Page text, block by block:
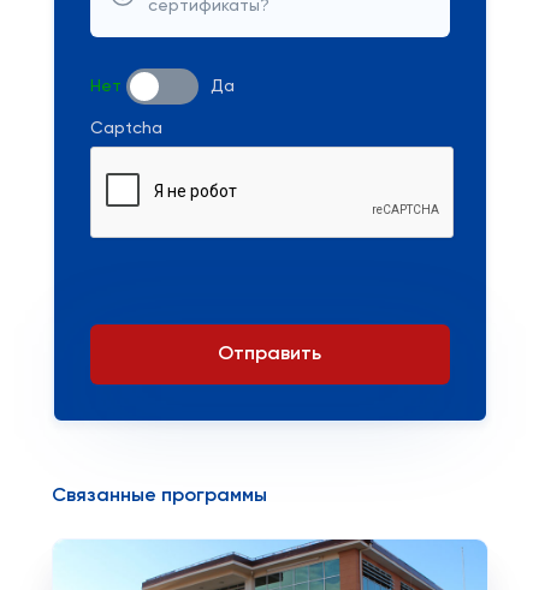
сертификаты?
Нет Да
Captcha
Отправить
Связанные программы